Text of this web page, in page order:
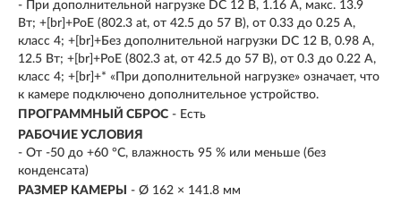
- При дополнительной нагрузке DC 12 В, 1.16 A, макс. 13.9
Вт; +[br]+PoE (802.3 at, от 42.5 до 57 В), от 0.33 до 0.25 A,
класс 4; +[br]+Без дополнительной нагрузки DC 12 В, 0.98 A,
12.5 Вт; +[br]+PoE (802.3 at, от 42.5 до 57 В), от 0.3 до 0.22 A,
класс 4; +[br]+* «При дополнительной нагрузке» означает, что
к камере подключено дополнительное устройство.
ПРОГРАММНЫЙ СБРОС - Есть
РАБОЧИЕ УСЛОВИЯ
- От -50 до +60 °C, влажность 95 % или меньше (без
конденсата)
РАЗМЕР КАМЕРЫ
- Ø 162 × 141.8 мм